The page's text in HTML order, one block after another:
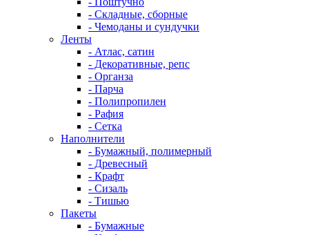
- Складные, сборные
- Чемоданы и сундучки
Ленты
- Атлас, сатин
- Декоративные, репс
- Органза
- Парча
- Полипропилен
- Рафия
- Сетка
Наполнители
- Бумажный, полимерный
- Древесный
- Крафт
- Сизаль
- Тишью
Пакеты
- Бумажные